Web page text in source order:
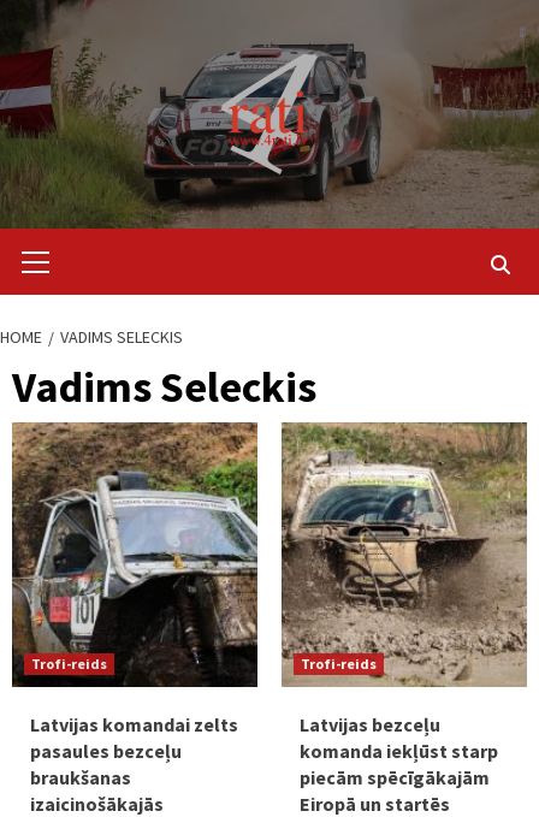
content
Menu
HOME VADIMS SELECKIS
Vadims Seleckis
Trofi-reids
Latvijas komandai zelts
pasaules bezceļu
braukšanas
izaicinošākajās
Trofi-reids
Latvijas bezceļu
komanda iekļūst starp
piecām spēcīgākajām
Eiropā un startēs